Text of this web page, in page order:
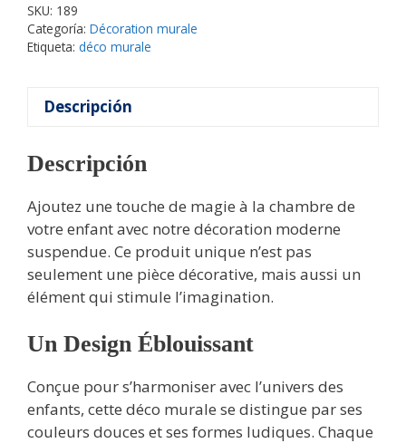
SKU: 189
Categoría: Décoration murale
Etiqueta: déco murale
Descripción
Descripción
Ajoutez une touche de magie à la chambre de
votre enfant avec notre décoration moderne
suspendue. Ce produit unique n’est pas
seulement une pièce décorative, mais aussi un
élément qui stimule l’imagination.
Un Design Éblouissant
Conçue pour s’harmoniser avec l’univers des
enfants, cette déco murale se distingue par ses
couleurs douces et ses formes ludiques. Chaque